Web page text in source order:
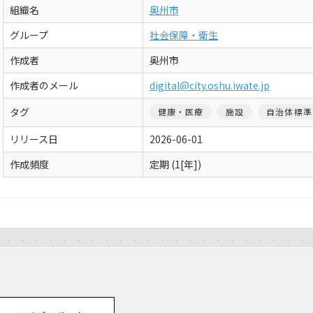
組織名
奥州市
グループ
社会保障・衛生
作成者
奥州市
作成者のメール
digital@city.oshu.iwate.jp
タグ
健康・医療 施設 自治体標
リリース日
2026-06-01
作成頻度
定期 (1[年])